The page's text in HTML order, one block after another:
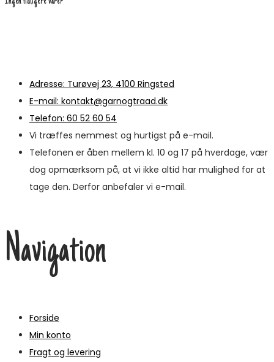
Adresse: Turøvej 23, 4100 Ringsted
E-mail: kontakt@garnogtraad.dk
Telefon: 60 52 60 54
Vi træffes nemmest og hurtigst på e-mail.
Telefonen er åben mellem kl. 10 og 17 på hverdage, vær
dog opmærksom på, at vi ikke altid har mulighed for at
tage den. Derfor anbefaler vi e-mail.
Navigation
Forside
Min konto
Fragt og levering